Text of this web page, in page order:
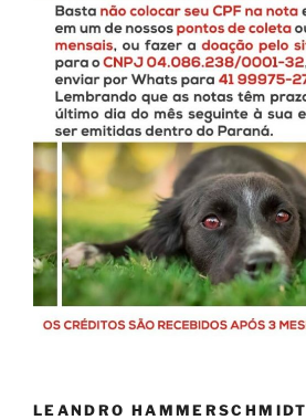
LEANDRO HAMMERSCHMIDT